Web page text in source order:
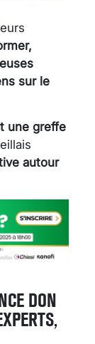
sur le
une greffe
autour
DON